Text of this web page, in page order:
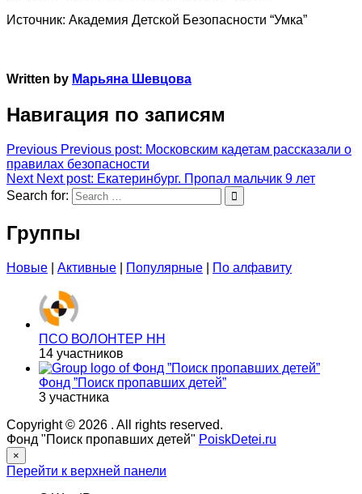
Источник: Академия Детской Безопасности “Умка”
Written by Марьяна Шевцова
Навигация по записям
Previous Previous post: Московским кадетам рассказали о
правилах безопасности
Next Next post: Екатеринбург. Пропал мальчик 9 лет
Search for:
Группы
Новые Активные Популярные По алфавиту
ПСО ВОЛОНТЕР НН
14 участников
Фонд ”Поиск пропавших детей”
3 участника
Copyright © 2026 . All rights reserved.
Фонд "Поиск пропавших детей" PoiskDetei.ru
×
Перейти к верхней панели